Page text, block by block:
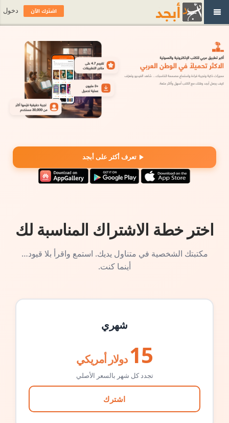
تعرف أكثر على أبجد
اختر خطة الاشتراك المناسبة لك
مكتبتك الشخصية في متناول يديك. استمع واقرأ بلا قيود…
أينما كنت.
شهري
15 دولار أمريكي
تجدد كل شهر بالسعر الأصلي
اشترك
اشترك الآن دخول